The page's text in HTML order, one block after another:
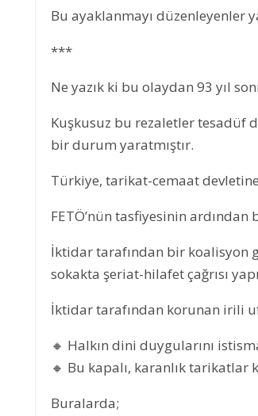
Bu ayaklanmayı düzenleyenler
***
Ne yazık ki bu olaydan 93 yıl
Kuşkusuz bu rezaletler tesadüf
bir durum yaratmıştır.
Türkiye, tarikat-cemaat
FETÖ’nün tasfiyesinin
İktidar tarafından bir koalisyon
sokakta şeriat-hilafet çağrısı
İktidar tarafından korunan irili
🔸 Halkın dini duygularını
🔸 Bu kapalı, karanlık tarikatlar
Buralarda;